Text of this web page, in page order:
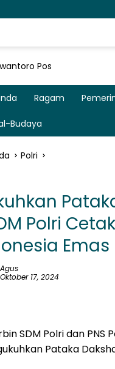
Ragam
Budaya
Polri
Polri
Emas
Agus
Oktober 17, 2024
SDM Polri dan
Pataka